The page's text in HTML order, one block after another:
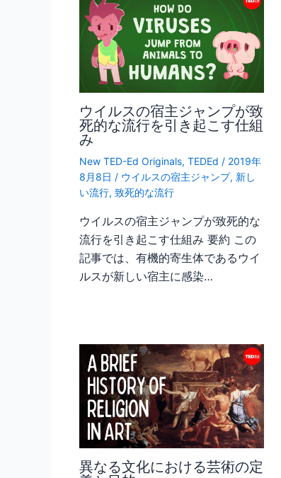
ウイルスの宿主ジャンプが致
死的な流行を引き起こす仕組
み
New TED-Ed Originals, TEDEd / 2019年
8月8日 / ウイルスの宿主ジャンプ, 新し
い流行, 致死的な流行
ウイルスの宿主ジャンプが致死的な
流行を引き起こす仕組み 要約 この
記事では、有機的寄生体であるウイ
ルスが新しい宿主に感染…
異なる文化における芸術の定